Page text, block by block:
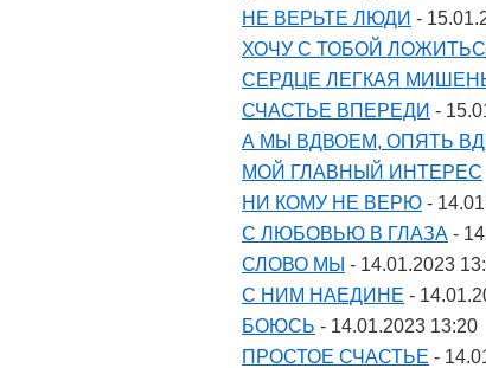
НЕ ВЕРЬТЕ ЛЮДИ -
ХОЧУ С ТОБОЙ
СЕРДЦЕ ЛЕГКАЯ
СЧАСТЬЕ ВПЕРЕДИ -
А МЫ ВДВОЕМ, ОПЯТЬ
МОЙ ГЛАВНЫЙ ИНТЕРЕС
НИ КОМУ НЕ ВЕРЮ -
С ЛЮБОВЬЮ В ГЛАЗА -
СЛОВО МЫ - 14.01.2023
С НИМ НАЕДИНЕ -
БОЮСЬ - 14.01.2023 13:20
ПРОСТОЕ СЧАСТЬЕ -